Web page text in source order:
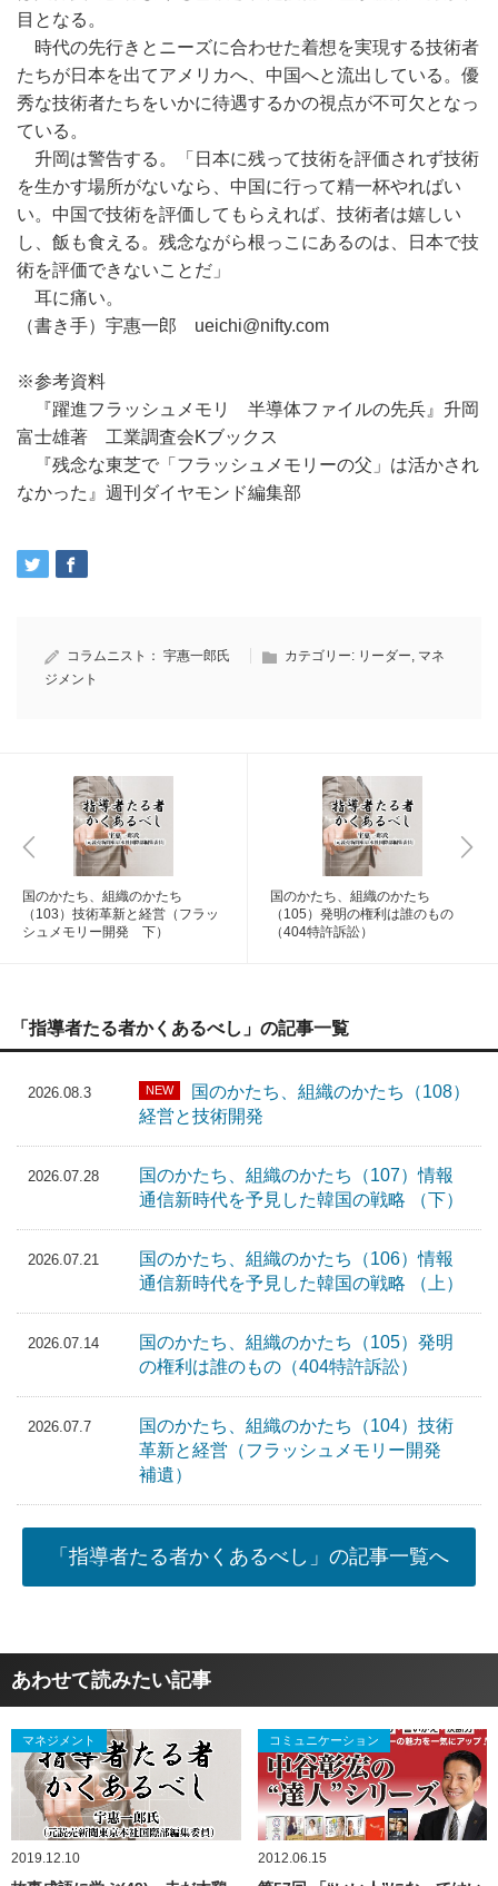
目となる。
時代の先行きとニーズに合わせた着想を実現する技術者
たちが日本を出てアメリカへ、中国へと流出している。優
秀な技術者たちをいかに待遇するかの視点が不可欠となっ
ている。
升岡は警告する。「日本に残って技術を評価されず技術
を生かす場所がないなら、中国に行って精一杯やればい
い。中国で技術を評価してもらえれば、技術者は嬉しい
し、飯も食える。残念ながら根っこにあるのは、日本で技
術を評価できないことだ」
耳に痛い。
（書き手）宇惠一郎 ueichi@nifty.com
※参考資料
『躍進フラッシュメモリ 半導体ファイルの先兵』升岡
富士雄著 工業調査会Kブックス
『残念な東芝で「フラッシュメモリーの父」は活かされ
なかった』週刊ダイヤモンド編集部
コラムニスト： 宇惠一郎氏 カテゴリー: リーダー マネ
ジメント
国のかたち、組織のかたち
（103）技術革新と経営（フラッ
シュメモリー開発 下）
国のかたち、組織のかたち
（105）発明の権利は誰のもの
（404特許訴訟）
「指導者たる者かくあるべし」の記事一覧
2026.08.3 NEW
国のかたち、組織のかたち（108）
経営と技術開発
2026.07.28
国のかたち、組織のかたち（107）情報
通信新時代を予見した韓国の戦略 （下）
2026.07.21
国のかたち、組織のかたち（106）情報
通信新時代を予見した韓国の戦略 （上）
2026.07.14
国のかたち、組織のかたち（105）発明
の権利は誰のもの（404特許訴訟）
2026.07.7
国のかたち、組織のかたち（104）技術
革新と経営（フラッシュメモリー開発
補遺）
「指導者たる者かくあるべし」の記事一覧へ
あわせて読みたい記事
マネジメント
2019.12.10
コミュニケーション
2012.06.15